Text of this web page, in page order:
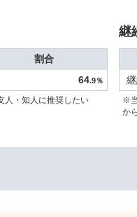
割合
64.9％
人・知人に推奨したい
継
※
か